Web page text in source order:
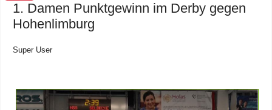
1. Damen Punktgewinn im Derby gegen
Hohenlimburg
Super User